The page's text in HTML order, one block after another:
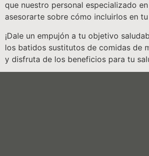
que nuestro personal especializado
asesorarte sobre cómo incluirlos en
¡Dale un empujón a tu objetivo
los batidos sustitutos de comidas de
y disfruta de los beneficios para tu